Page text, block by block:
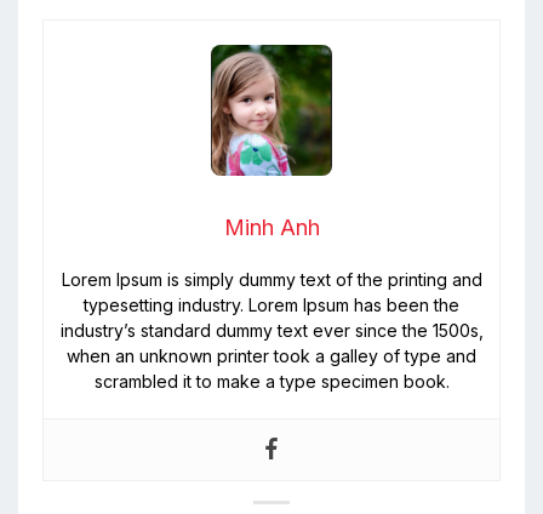
Minh Anh
Lorem Ipsum is simply dummy text of the printing and
typesetting industry. Lorem Ipsum has been the
industry’s standard dummy text ever since the 1500s,
when an unknown printer took a galley of type and
scrambled it to make a type specimen book.